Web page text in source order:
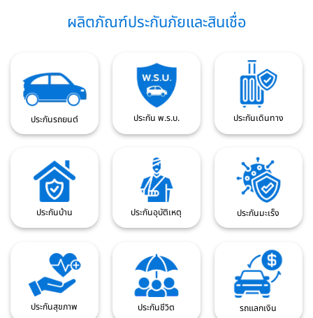
ผลิตภัณฑ์ประกันภัยและสินเชื่อ
ประกันรถยนต์ ประกัน พ.ร.บ. ประกันเดินทาง
ประกันบ้าน ประกันอุบัติเหตุ ประกันมะเร็ง
ประกันสุขภาพ ประกันชีวิต รถแลกเงิน